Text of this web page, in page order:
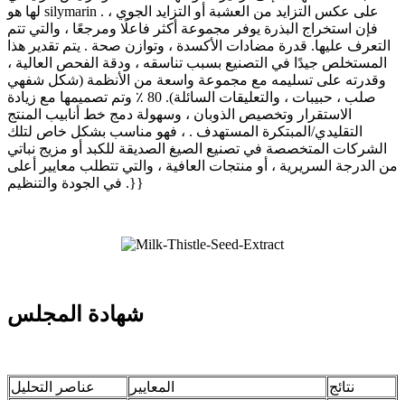
لها هو silymarin . على عكس التزايد من العشبة أو التزايد الجوي ،
فإن استخراج البذرة يوفر مجموعة أكثر فاعلًا ومرجعًا ، والتي تتم
التعرف عليها. قدرة مضادات الأكسدة ، وتوازن صحة . يتم تقدير هذا
المستخلص جيدًا في التصنيع بسبب تناسقه ، ودقة الفحص العالية ،
وقدرته على تسليمه مع مجموعة واسعة من الأنظمة (شكل شفهي
صلب ، حبيبات ، والتعليقات السائلة). 80 ٪ وتم تصميمها مع زيادة
الاستقرار وتخصيص الذوبان ، وسهولة دمج خط أنابيب المنتج
التقليدي/المبتكرة المستهدف . ، فهو مناسب بشكل خاص لتلك
الشركات المتخصصة في تصنيع الصيغ الصديقة للكبد أو مزيج نباتي
من الدرجة السريرية ، أو منتجات العافية ، والتي تتطلب معايير أعلى
في الجودة والتنظيم .}}
شهادة المجلس
عناصر التحليل المعايير
نتائج